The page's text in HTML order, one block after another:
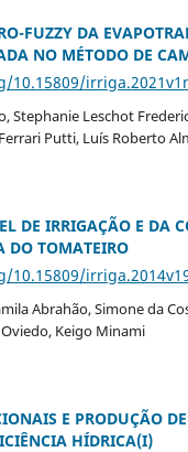
FUZZY DA
NO MÉTODO DE
Stephanie Leschot
Putti, Luís Roberto
DE IRRIGAÇÃO E DA
DO TOMATEIRO
10.15809/
Abrahão, Simone da
Keigo Minami
E PRODUÇÃO
HÍDRICA(I)